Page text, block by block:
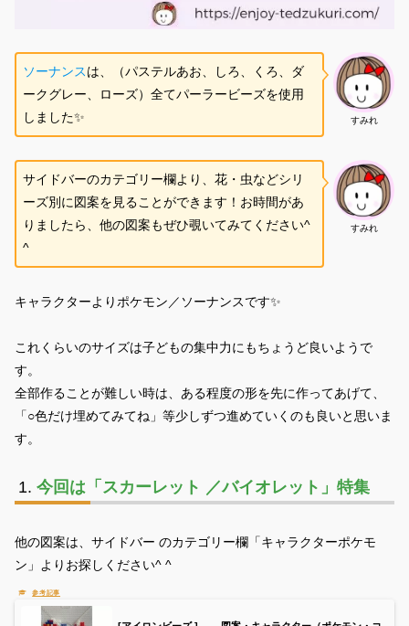
すみれ
ソーナンスは、（パステルあお、しろ、くろ、ダ
ークグレー、ローズ）全てパーラービーズを使用
しました✨
すみれ
サイドバーのカテゴリー欄より、花・虫などシリ
ーズ別に図案を見ることができます！お時間があ
りましたら、他の図案もぜひ覗いてみてください^
^
キャラクターよりポケモン／ソーナンスです✨
これくらいのサイズは子どもの集中力にもちょうど良いようで
す。
全部作ることが難しい時は、ある程度の形を先に作ってあげて、
「○色だけ埋めてみてね」等少しずつ進めていくのも良いと思いま
す。
今回は「スカーレット ／バイオレット」特集
他の図案は、サイドバー のカテゴリー欄「キャラクターポケモ
ン」よりお探しください^ ^